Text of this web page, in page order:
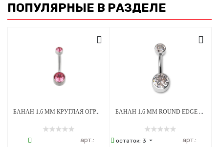
ПОПУЛЯРНЫЕ В РАЗДЕЛЕ
БАНАН 1.6 ММ КРУГЛАЯ ОГРАНКА СТРАЗЫ PINK 4*6 ММ ВНУТРЕННЯЯ РЕЗЬБА ТИТАН
арт.:
БАНАН 1.6 ММ ROUND EDGE CLEAR CRYSTAL 5 Х 8 ММ ВНУТРЕННЯЯ РЕЗЬБА ТИТАН
остаток: 3
арт.: